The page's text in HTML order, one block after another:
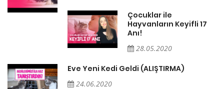
Çocuklar ile
Hayvanların Keyifli 17
Anı!
28.05.2020
Eve Yeni Kedi Geldi (ALIŞTIRMA)
24.06.2020